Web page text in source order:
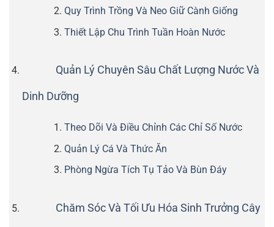
Quy Trình Trồng Và Neo Giữ Cành Giống
Thiết Lập Chu Trình Tuần Hoàn Nước
Quản Lý Chuyên Sâu Chất Lượng Nước Và
Dinh Dưỡng
Theo Dõi Và Điều Chỉnh Các Chỉ Số Nước
Quản Lý Cá Và Thức Ăn
Phòng Ngừa Tích Tụ Tảo Và Bùn Đáy
Chăm Sóc Và Tối Ưu Hóa Sinh Trưởng Cây